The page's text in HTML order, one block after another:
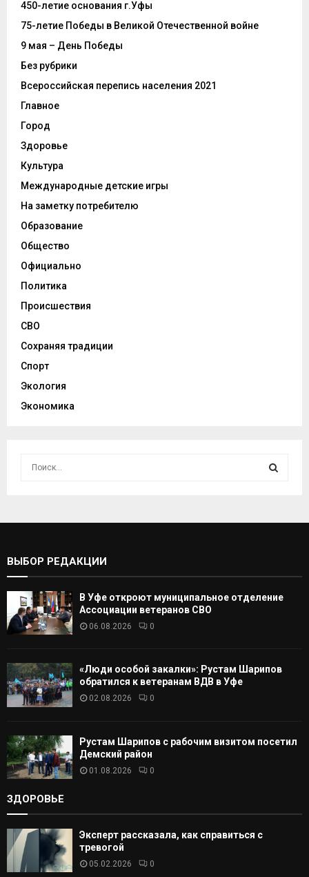
450-летие основания г.Уфы
75-летие Победы в Великой Отечественной войне
9 мая – День Победы
Без рубрики
Всероссийская перепись населения 2021
Главное
Город
Здоровье
Культура
Международные детские игры
На заметку потребителю
Образование
Общество
Официально
Политика
Происшествия
СВО
Сохраняя традиции
Спорт
Экология
Экономика
С
А
ВЫБОР РЕДАКЦИИ
В Уфе откроют муниципальное отделение
Ассоциации ветеранов СВО
06.08.2026 0
«Люди особой закалки»: Рустам Шарипов
обратился к ветеранам ВДВ в Уфе
02.08.2026 0
Рустам Шарипов с рабочим визитом посетил
Демский район
01.08.2026 0
ЗДОРОВЬЕ
Эксперт рассказала, как справиться с
тревогой
05.02.2026 0